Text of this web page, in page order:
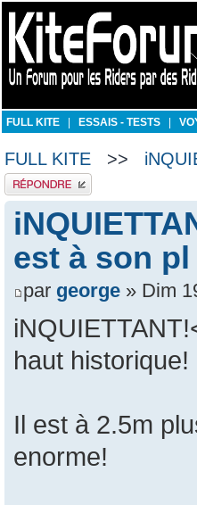
FULL KITE ESSAIS - TESTS
FULL KITE >>
Publier une réponse
est à son pl
par george » Dim
haut historique!
Il est à 2.5m
enorme!